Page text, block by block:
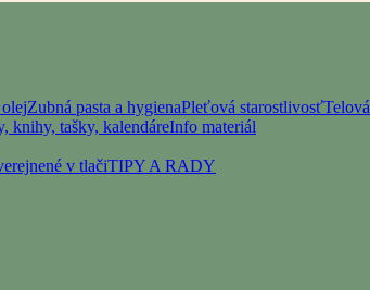
Zubná pasta a hygienaPleťová starostlivosťTelová
knihy, tašky, kalendáreInfo materiál
v tlačiTIPY A RADY